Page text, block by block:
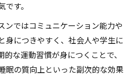
す。
ンではコミュニケーション能力や
身につきやすく、社会人や学生に
な運動習慣が身につくことで、
眠の質向上といった副次的な効果